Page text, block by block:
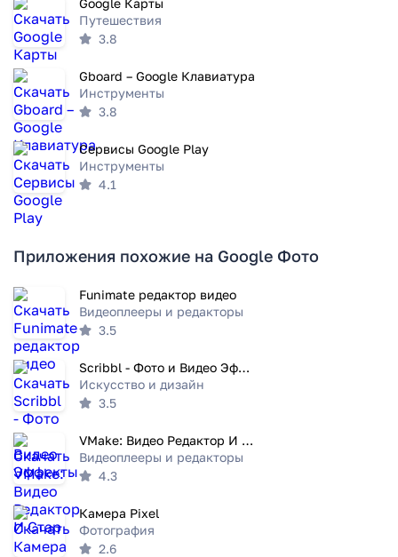
Google Карты
Путешествия
3.8
Gboard – Google Клавиатура
Инструменты
3.8
Сервисы Google Play
Инструменты
4.1
Приложения похожие на Google Фото
Funimate редактор видео
Видеоплееры и редакторы
3.5
Scribbl - Фото и Видео Эффекты
Искусство и дизайн
3.5
VMake: Видео Редактор И Стар
Видеоплееры и редакторы
4.3
Камера Pixel
Фотография
2.6